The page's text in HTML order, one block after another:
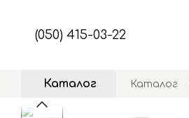
(050) 415-03-22
Каталог Каталог